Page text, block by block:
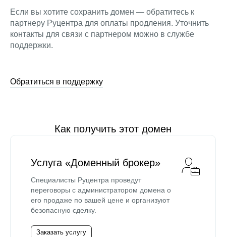
Если вы хотите сохранить домен — обратитесь к
партнеру Руцентра для оплаты продления. Уточнить
контакты для связи с партнером можно в службе
поддержки.
Обратиться в поддержку
Как получить этот домен
Услуга «Доменный брокер»
Специалисты Руцентра проведут
переговоры с администратором домена о
его продаже по вашей цене и организуют
безопасную сделку.
Заказать услугу